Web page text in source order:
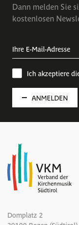
Dann melden Sie
kostenlosen
Ich akzeptiere
ANMELDEN
Domplatz 2